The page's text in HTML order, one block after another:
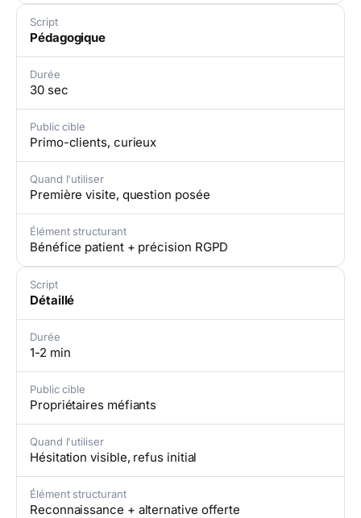
Script
Pédagogique
Durée
30 sec
Public cible
Primo-clients, curieux
Quand l'utiliser
Première visite, question posée
Élément structurant
Bénéfice patient + précision RGPD
Script
Détaillé
Durée
1-2 min
Public cible
Propriétaires méfiants
Quand l'utiliser
Hésitation visible, refus initial
Élément structurant
Reconnaissance + alternative offerte